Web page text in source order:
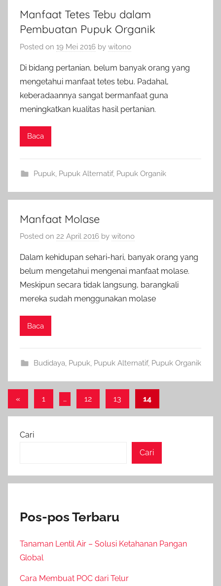
Manfaat Tetes Tebu dalam
Pembuatan Pupuk Organik
Posted on 19 Mei 2016 by witono
Di bidang pertanian, belum banyak orang yang
mengetahui manfaat tetes tebu. Padahal,
keberadaannya sangat bermanfaat guna
meningkatkan kualitas hasil pertanian.
Baca
Pupuk, Pupuk Alternatif, Pupuk Organik
Manfaat Molase
Posted on 22 April 2016 by witono
Dalam kehidupan sehari-hari, banyak orang yang
belum mengetahui mengenai manfaat molase.
Meskipun secara tidak langsung, barangkali
mereka sudah menggunakan molase
Baca
Budidaya, Pupuk, Pupuk Alternatif, Pupuk Organik
Paginasi
pos
«Previous
1 … 12 13 14
Cari
Cari
Pos-pos Terbaru
Tanaman Lentil Air – Solusi Ketahanan Pangan
Global
Cara Membuat POC dari Telur